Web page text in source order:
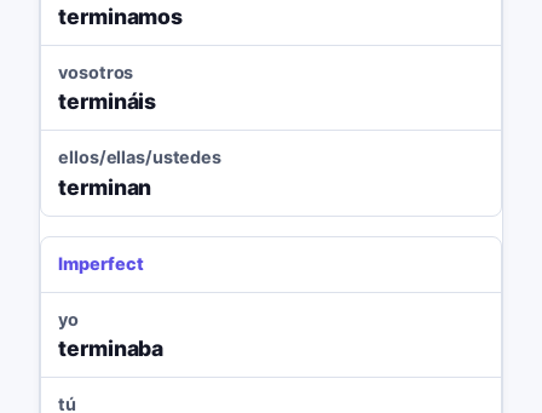
terminamos
vosotros
termináis
ellos/ellas/ustedes
terminan
Imperfect
yo
terminaba
tú